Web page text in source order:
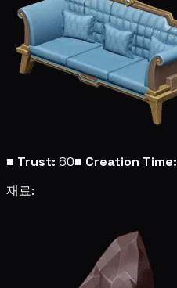
■ Trust: 60■ Creation Time:
재료: